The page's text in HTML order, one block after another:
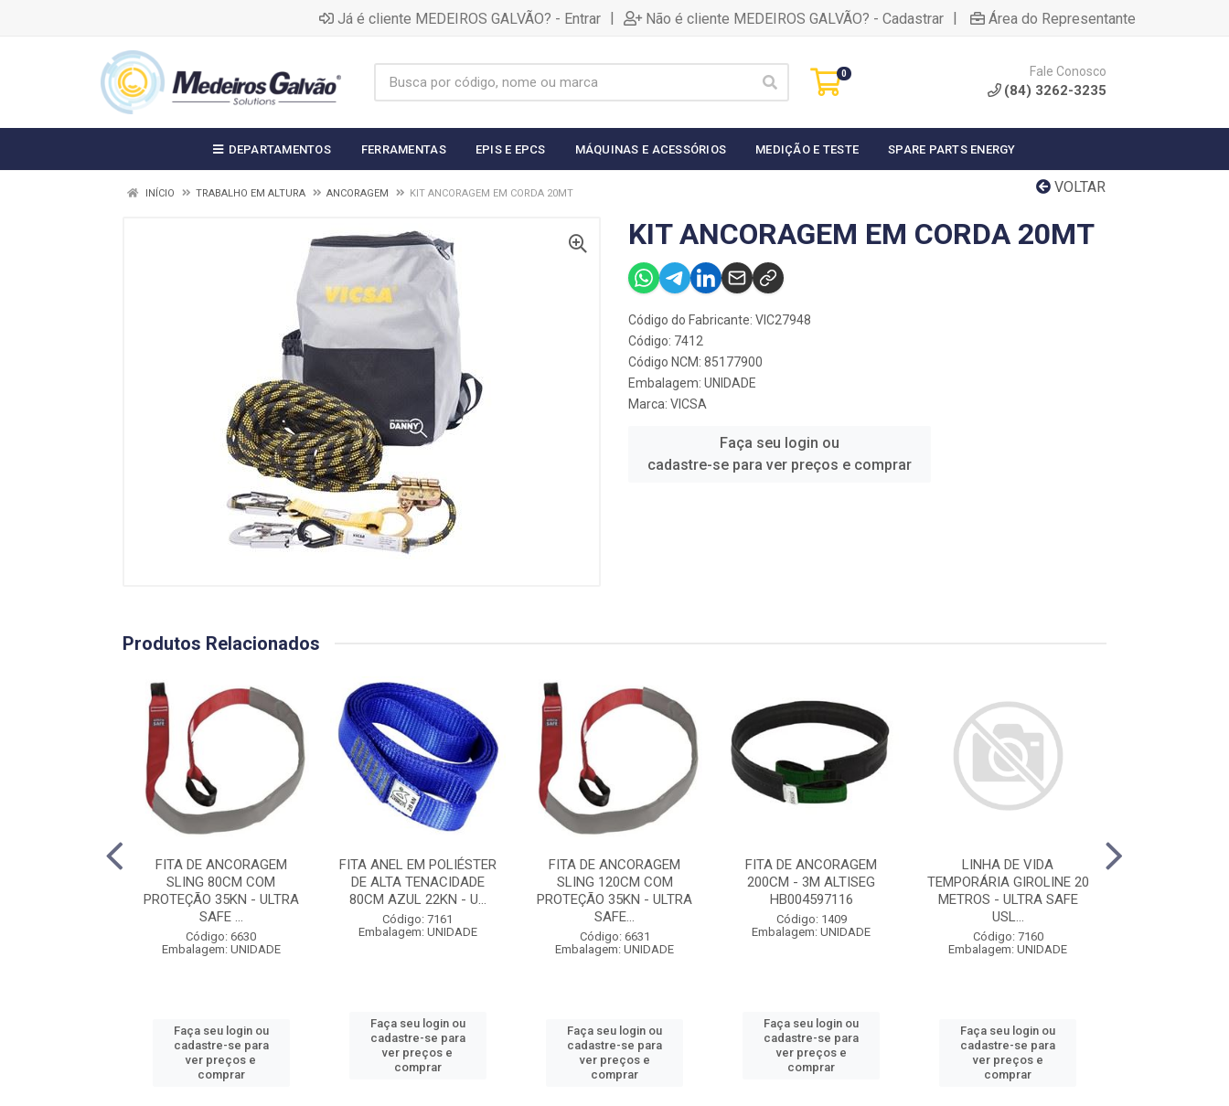
Já é cliente MEDEIROS GALVÃO? - Entrar | Não é cliente MEDEIROS GALVÃO? - Cadastrar | Área do Representante
0 Fale Conosco
(84) 3262-3235
DEPARTAMENTOS FERRAMENTAS EPIS E EPCS MÁQUINAS E ACESSÓRIOS MEDIÇÃO E TESTE SPARE PARTS ENERGY
VOLTAR
INÍCIO TRABALHO EM ALTURA ANCORAGEM KIT ANCORAGEM EM CORDA 20MT
KIT ANCORAGEM EM CORDA 20MT
Código do Fabricante: VIC27948
Código: 7412
Código NCM: 85177900
Embalagem: UNIDADE
Marca: VICSA
Faça seu login ou
cadastre-se para ver preços e comprar
Produtos Relacionados
FITA DE ANCORAGEM
SLING 80CM COM
PROTEÇÃO 35KN - ULTRA
SAFE ...
Código: 6630
Embalagem: UNIDADE
Faça seu login ou
cadastre-se para
ver preços e
comprar
FITA ANEL EM POLIÉSTER
DE ALTA TENACIDADE
80CM AZUL 22KN - U...
Código: 7161
Embalagem: UNIDADE
Faça seu login ou
cadastre-se para
ver preços e
comprar
FITA DE ANCORAGEM
SLING 120CM COM
PROTEÇÃO 35KN - ULTRA
SAFE...
Código: 6631
Embalagem: UNIDADE
Faça seu login ou
cadastre-se para
ver preços e
comprar
FITA DE ANCORAGEM
200CM - 3M ALTISEG
HB004597116
Código: 1409
Embalagem: UNIDADE
Faça seu login ou
cadastre-se para
ver preços e
comprar
LINHA DE VIDA
TEMPORÁRIA GIROLINE 20
METROS - ULTRA SAFE
USL...
Código: 7160
Embalagem: UNIDADE
Faça seu login ou
cadastre-se para
ver preços e
comprar